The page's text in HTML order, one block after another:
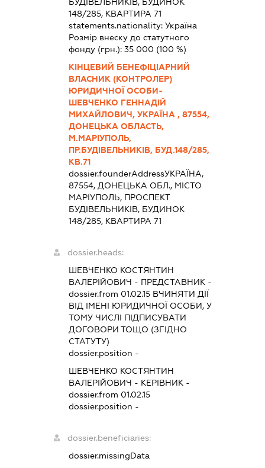
БУДІВЕЛЬНИКІВ, БУДИНОК
148/285, КВАРТИРА 71
statements.nationality:Україна
Розмір внеску до статутного
фонду (грн.):35 000 (100 %)
КІНЦЕВИЙ БЕНЕФІЦІАРНИЙ
ВЛАСНИК (КОНТРОЛЕР)
ЮРИДИЧНОЇ ОСОБИ-
ШЕВЧЕНКО ГЕННАДІЙ
МИХАЙЛОВИЧ, УКРАЇНА , 87554,
ДОНЕЦЬКА ОБЛАСТЬ,
М.МАРІУПОЛЬ,
ПР.БУДІВЕЛЬНИКІВ, БУД.148/285,
КВ.71
dossier.founderAddressУКРАЇНА,
87554, ДОНЕЦЬКА ОБЛ., МІСТО
МАРІУПОЛЬ, ПРОСПЕКТ
БУДІВЕЛЬНИКІВ, БУДИНОК
148/285, КВАРТИРА 71
dossier.heads:
ШЕВЧЕНКО КОСТЯНТИН
ВАЛЕРІЙОВИЧ - ПРЕДСТАВНИК -
dossier.from 01.02.15 ВЧИНЯТИ ДІЇ
ВІД ІМЕНІ ЮРИДИЧНОЇ ОСОБИ, У
ТОМУ ЧИСЛІ ПІДПИСУВАТИ
ДОГОВОРИ ТОЩО (ЗГІДНО
СТАТУТУ)
dossier.position -
ШЕВЧЕНКО КОСТЯНТИН
ВАЛЕРІЙОВИЧ - КЕРІВНИК -
dossier.from 01.02.15
dossier.position -
dossier.beneficiaries:
dossier.missingData